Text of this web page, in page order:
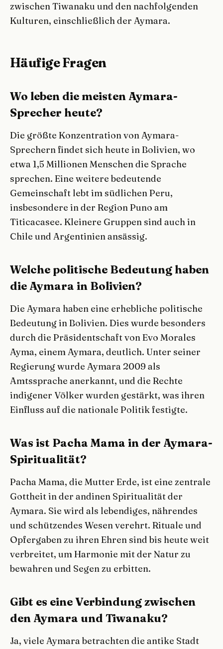
zwischen Tiwanaku und den nachfolgenden
Kulturen, einschließlich der Aymara.
Häufige Fragen
Wo leben die meisten Aymara-
Sprecher heute?
Die größte Konzentration von Aymara-
Sprechern findet sich heute in Bolivien, wo
etwa 1,5 Millionen Menschen die Sprache
sprechen. Eine weitere bedeutende
Gemeinschaft lebt im südlichen Peru,
insbesondere in der Region Puno am
Titicacasee. Kleinere Gruppen sind auch in
Chile und Argentinien ansässig.
Welche politische Bedeutung haben
die Aymara in Bolivien?
Die Aymara haben eine erhebliche politische
Bedeutung in Bolivien. Dies wurde besonders
durch die Präsidentschaft von Evo Morales
Ayma, einem Aymara, deutlich. Unter seiner
Regierung wurde Aymara 2009 als
Amtssprache anerkannt, und die Rechte
indigener Völker wurden gestärkt, was ihren
Einfluss auf die nationale Politik festigte.
Was ist Pacha Mama in der Aymara-
Spiritualität?
Pacha Mama, die Mutter Erde, ist eine zentrale
Gottheit in der andinen Spiritualität der
Aymara. Sie wird als lebendiges, nährendes
und schützendes Wesen verehrt. Rituale und
Opfergaben zu ihren Ehren sind bis heute weit
verbreitet, um Harmonie mit der Natur zu
bewahren und Segen zu erbitten.
Gibt es eine Verbindung zwischen
den Aymara und Tiwanaku?
Ja, viele Aymara betrachten die antike Stadt